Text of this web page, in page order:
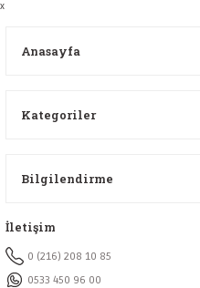
x
Anasayfa
Kategoriler
Bilgilendirme
İletişim
0 (216) 208 10 85
0533 450 96 00